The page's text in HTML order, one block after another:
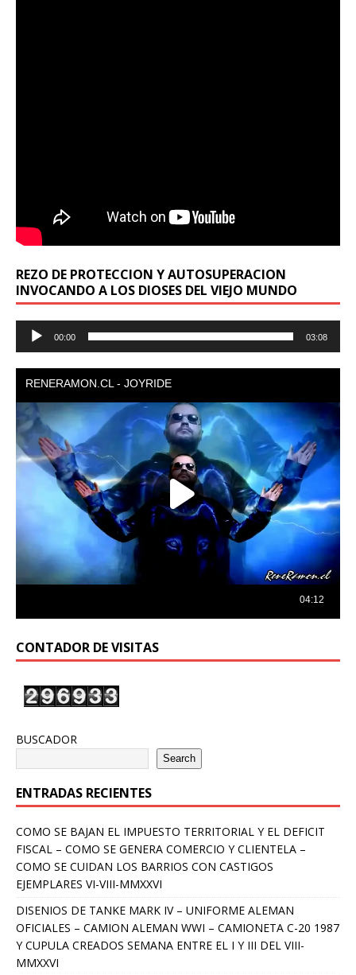
REZO DE PROTECCION Y AUTOSUPERACION
INVOCANDO A LOS DIOSES DEL VIEJO MUNDO
Reproductor
00:00 03:08
CONTADOR DE VISITAS
BUSCADOR
Search
ENTRADAS RECIENTES
COMO SE BAJAN EL IMPUESTO TERRITORIAL Y EL DEFICIT
FISCAL – COMO SE GENERA COMERCIO Y CLIENTELA –
COMO SE CUIDAN LOS BARRIOS CON CASTIGOS
EJEMPLARES VI-VIII-MMXXVI
DISENIOS DE TANKE MARK IV – UNIFORME ALEMAN
OFICIALES – CAMION ALEMAN WWI – CAMIONETA C-20 1987
Y CUPULA CREADOS SEMANA ENTRE EL I Y III DEL VIII-
MMXXVI